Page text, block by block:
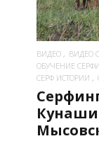
ВИДЕО ВИДЕО
ОБУЧЕНИЕ
СЕРФ ИСТОРИИ